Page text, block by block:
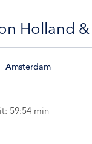
Holland
Amsterdam
59:54 min